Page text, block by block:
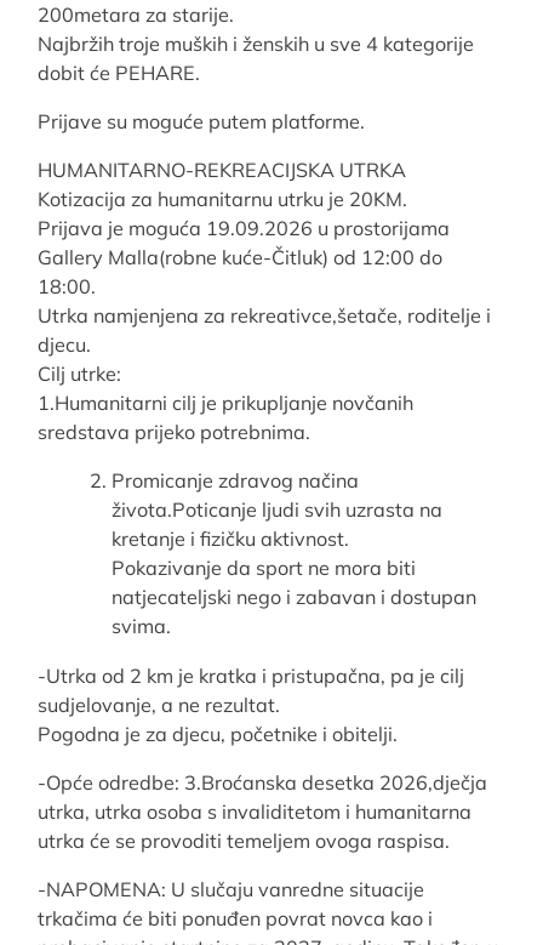
200metara za starije.
Najbržih troje muških i ženskih u sve 4 kategorije
dobit će PEHARE.
Prijave su moguće putem platforme.
HUMANITARNO-REKREACIJSKA UTRKA
Kotizacija za humanitarnu utrku je 20KM.
Prijava je moguća 19.09.2026 u prostorijama
Gallery Malla(robne kuće-Čitluk) od 12:00 do
18:00.
Utrka namjenjena za rekreativce,šetače, roditelje i
djecu.
Cilj utrke:
1.Humanitarni cilj je prikupljanje novčanih
sredstava prijeko potrebnima.
Promicanje zdravog načina
života.Poticanje ljudi svih uzrasta na
kretanje i fizičku aktivnost.
Pokazivanje da sport ne mora biti
natjecateljski nego i zabavan i dostupan
svima.
-Utrka od 2 km je kratka i pristupačna, pa je cilj
sudjelovanje, a ne rezultat.
Pogodna je za djecu, početnike i obitelji.
-Opće odredbe: 3.Broćanska desetka 2026,dječja
utrka, utrka osoba s invaliditetom i humanitarna
utrka će se provoditi temeljem ovoga raspisa.
-NAPOMENA: U slučaju vanredne situacije
trkačima će biti ponuđen povrat novca kao i